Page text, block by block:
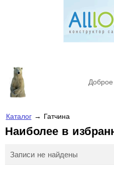
Доброе
Каталог→ Гатчина
Наиболее в
Записи не найдены